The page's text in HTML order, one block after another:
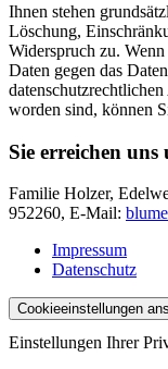
Ihnen stehen
Löschung,
Widerspruch zu.
Daten gegen das
worden sind, können
Sie erreichen
Familie Holzer,
952260, E-Mail:
Impressum
Datenschutz
Cookieeinstellungen
Einstellungen Ihrer